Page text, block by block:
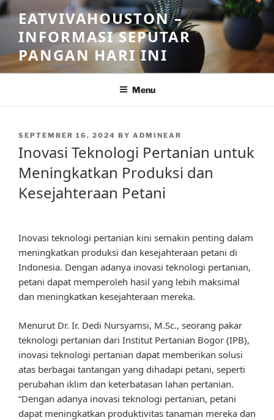
Skip
to
content
EATVIVAHOUSTON –
INFORMASI SEPUTAR
PANGAN HARI INI
Menu
POSTED
SEPTEMBER 16, 2024 BY ADMINEAR
Inovasi Teknologi Pertanian untuk
Meningkatkan Produksi dan
Kesejahteraan Petani
Inovasi teknologi pertanian kini semakin penting dalam
meningkatkan produksi dan kesejahteraan petani di
Indonesia. Dengan adanya inovasi teknologi pertanian,
petani dapat memperoleh hasil yang lebih maksimal
dan meningkatkan kesejahteraan mereka.
Menurut Dr. Ir. Dedi Nursyamsi, M.Sc., seorang pakar
teknologi pertanian dari Institut Pertanian Bogor (IPB),
inovasi teknologi pertanian dapat memberikan solusi
atas berbagai tantangan yang dihadapi petani, seperti
perubahan iklim dan keterbatasan lahan pertanian.
“Dengan adanya inovasi teknologi pertanian, petani
dapat meningkatkan produktivitas tanaman mereka dan